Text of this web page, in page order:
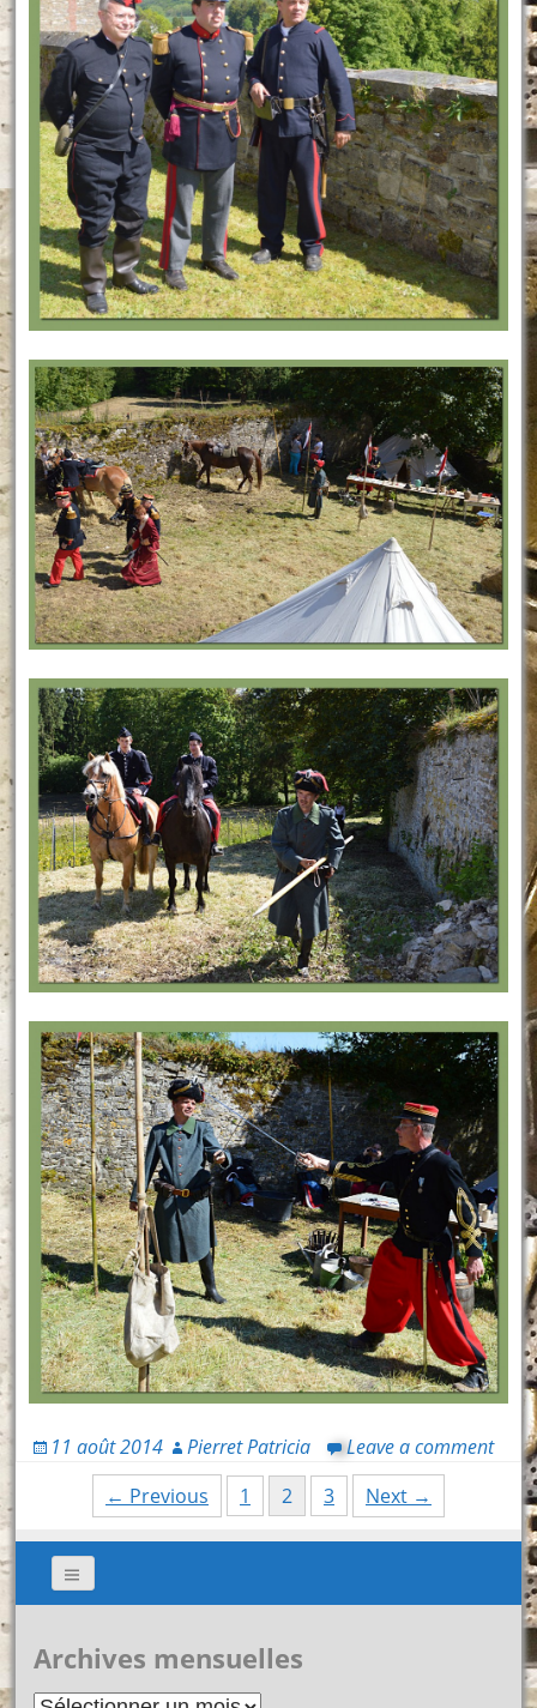
11 août 2014 Pierret Patricia Leave a comment
Posts
navigation
← Previous 1 2 3 Next →
Archives mensuelles